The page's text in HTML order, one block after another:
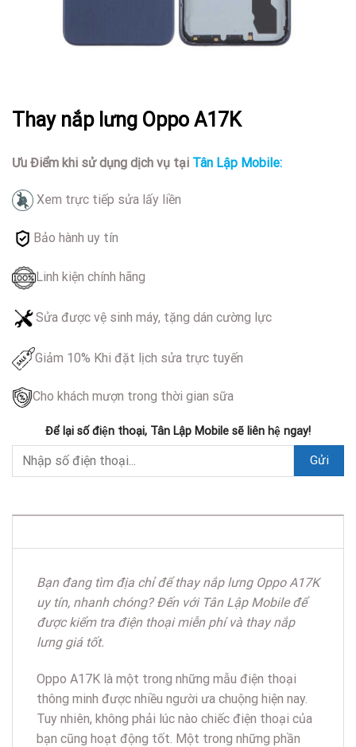
Thay nắp lưng Oppo A17K
Ưu Điểm khi sử dụng dịch vụ tại Tân Lập Mobile:
Xem trực tiếp sửa lấy liền
Bảo hành uy tín
Linh kiện chính hãng
Sửa được vệ sinh máy, tặng dán cường lực
Giảm 10% Khi đặt lịch sửa trực tuyến
Cho khách mượn trong thời gian sữa
Để lại số điện thoại, Tân Lập Mobile sẽ liên hệ ngay!
Bạn đang tìm địa chỉ để thay nắp lưng Oppo A17K
uy tín, nhanh chóng? Đến với Tân Lập Mobile để
được kiểm tra điện thoại miễn phí và thay nắp
lưng giá tốt.
Oppo A17K là một trong những mẫu điện thoại
thông minh được nhiều người ưa chuộng hiện nay.
Tuy nhiên, không phải lúc nào chiếc điện thoại của
bạn cũng hoạt động tốt. Một trong những phần